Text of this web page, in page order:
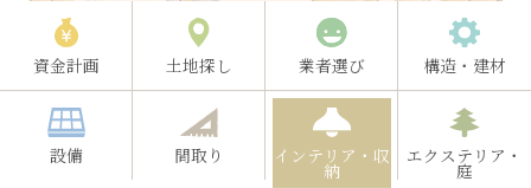
資金計画 土地探し 業者選び 構造・建材
設備 間取り インテリア・収
納
エクステリア・
庭